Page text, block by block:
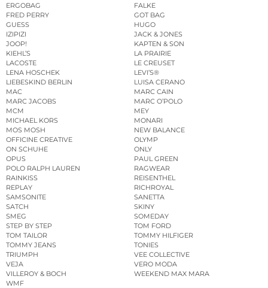
ERGOBAG
FALKE
FRED PERRY
GOT BAG
GUESS
HUGO
IZIPIZI
JACK & JONES
JOOP!
KAPTEN & SON
KIEHL’S
LA PRAIRIE
LACOSTE
LE CREUSET
LENA HOSCHEK
LEVI’S®
LIEBESKIND BERLIN
LUISA CERANO
MAC
MARC CAIN
MARC JACOBS
MARC O’POLO
MCM
MEY
MICHAEL KORS
MONARI
MOS MOSH
NEW BALANCE
OFFICINE CREATIVE
OLYMP
ON SCHUHE
ONLY
OPUS
PAUL GREEN
POLO RALPH LAUREN
RAGWEAR
RAINKISS
REISENTHEL
REPLAY
RICHROYAL
SAMSONITE
SANETTA
SATCH
SKINY
SMEG
SOMEDAY
STEP BY STEP
TOM FORD
TOM TAILOR
TOMMY HILFIGER
TOMMY JEANS
TONIES
TRIUMPH
VEE COLLECTIVE
VEJA
VERO MODA
VILLEROY & BOCH
WEEKEND MAX MARA
WMF